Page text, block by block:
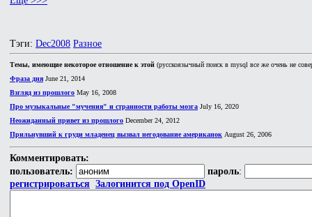
Тэги: Dec2008 Разное
Темы, имеющие некоторое отношение к этой (русскоязычный поиск в mysql все же очень не
Фраза дня June 21, 2014
Взгляд из прошлого May 16, 2008
Про музыкальные "мучения" и странности работы мозга July 16, 2020
Неожиданный привет из прошлого December 24, 2012
Прильнувший к груди младенец вызвал негодование американок August 26, 2006
Комментировать:
пользователь:
пароль:
регистрироваться Залогинится под OpenID